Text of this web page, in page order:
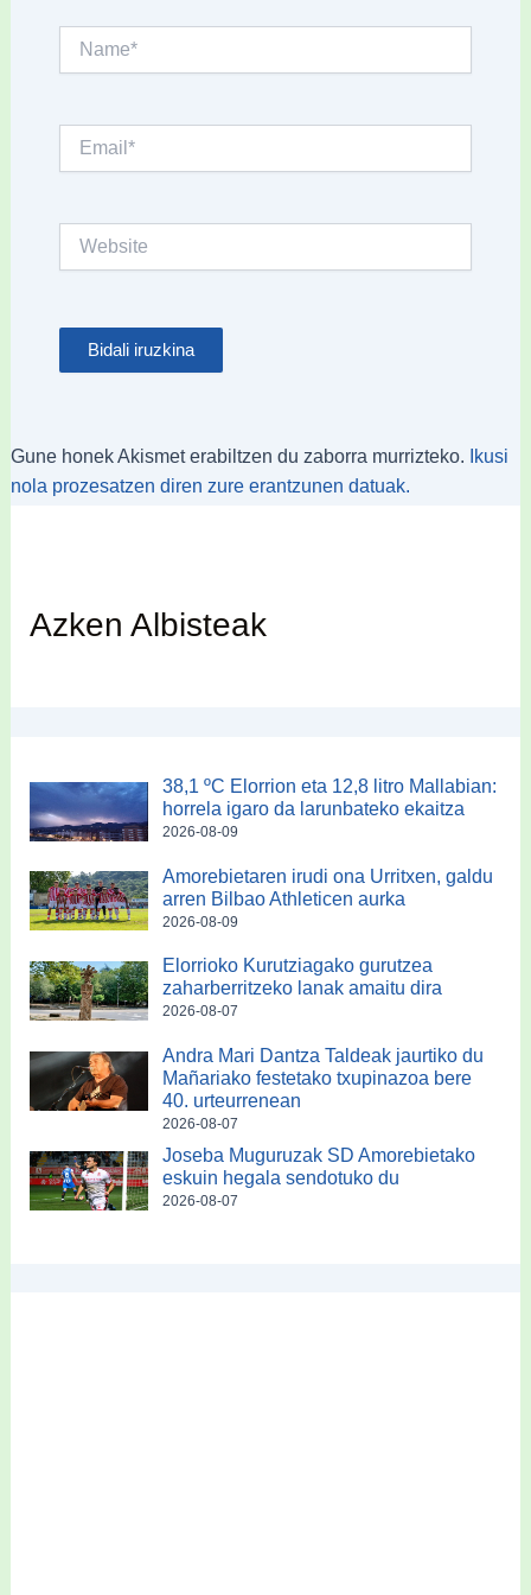
Gune honek Akismet erabiltzen du zaborra murrizteko.
Ikusi
nola prozesatzen diren zure erantzunen datuak.
Azken Albisteak
38,1 ºC Elorrion eta 12,8 litro Mallabian:
horrela igaro da larunbateko ekaitza
2026-08-09
Amorebietaren irudi ona Urritxen, galdu
arren Bilbao Athleticen aurka
2026-08-09
Elorrioko Kurutziagako gurutzea
zaharberritzeko lanak amaitu dira
2026-08-07
Andra Mari Dantza Taldeak jaurtiko du
Mañariako festetako txupinazoa bere
40. urteurrenean
2026-08-07
Joseba Muguruzak SD Amorebietako
eskuin hegala sendotuko du
2026-08-07